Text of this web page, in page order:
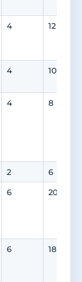
4 12
4 10
4 8
2 6
6 20
6 18